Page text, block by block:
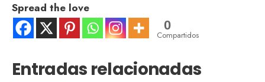
Spread the love
0
Compartidos
Entradas relacionadas